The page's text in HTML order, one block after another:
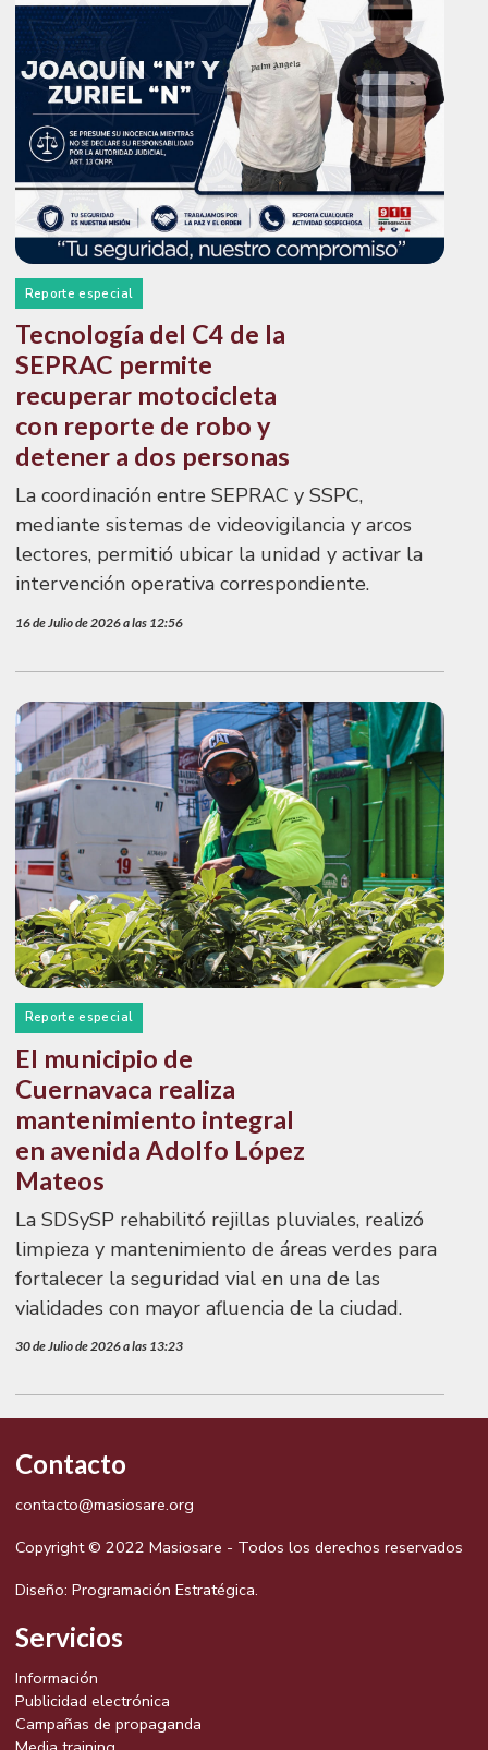
Reporte especial
Tecnología del C4 de la
SEPRAC permite
recuperar motocicleta
con reporte de robo y
detener a dos personas
La coordinación entre SEPRAC y SSPC,
mediante sistemas de videovigilancia y arcos
lectores, permitió ubicar la unidad y activar la
intervención operativa correspondiente.
16 de Julio de 2026 a las 12:56
Reporte especial
El municipio de
Cuernavaca realiza
mantenimiento integral
en avenida Adolfo López
Mateos
La SDSySP rehabilitó rejillas pluviales, realizó
limpieza y mantenimiento de áreas verdes para
fortalecer la seguridad vial en una de las
vialidades con mayor afluencia de la ciudad.
30 de Julio de 2026 a las 13:23
Contacto
contacto@masiosare.org
Copyright © 2022 Masiosare - Todos los derechos reservados
Diseño: Programación Estratégica.
Servicios
Información
Publicidad electrónica
Campañas de propaganda